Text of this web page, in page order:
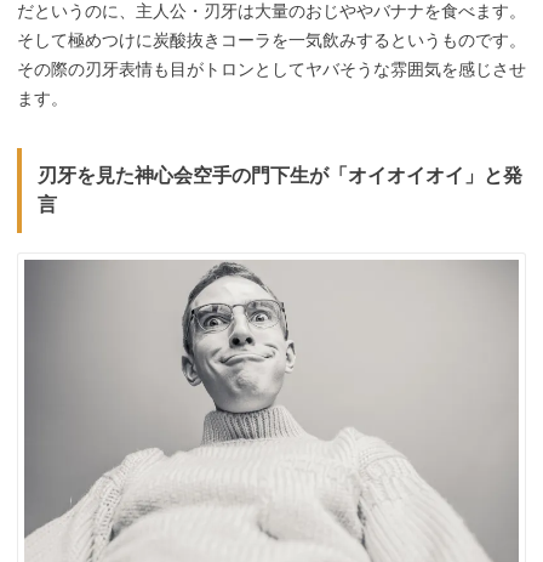
だというのに、主人公・刃牙は大量のおじややバナナを食べます。
そして極めつけに炭酸抜きコーラを一気飲みするというものです。
その際の刃牙表情も目がトロンとしてヤバそうな雰囲気を感じさせ
ます。
刃牙を見た神心会空手の門下生が「オイオイオイ」と発
言